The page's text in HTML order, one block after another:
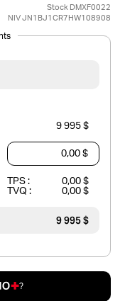
Stock DMXF0022
NIV JN1BJ1CR7HW108908
9 995 $
TPS :
0,00 $
TVQ :
0,00 $
9 995 $
?